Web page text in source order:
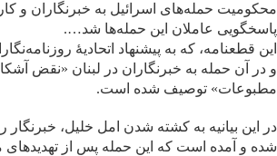
محکومیت حمله‌های اسرائیل به خبرنگاران و
پاسخگویی عاملان این حمله‌ها شد….
این قطعنامه، که به پیشنهاد اتحادیهٔ
و در آن حمله به خبرنگاران در لبنان «نقض
مطبوعات» توصیف شده است.
شده و آمده است که این حمله پس از